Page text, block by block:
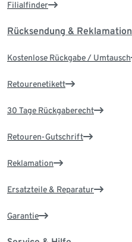
Filialfinder
Rücksendung & Reklamation
Kostenlose Rückgabe / Umtausch
Retourenetikett
30 Tage Rückgaberecht
Retouren-Gutschrift
Reklamation
Ersatzteile & Reparatur
Garantie